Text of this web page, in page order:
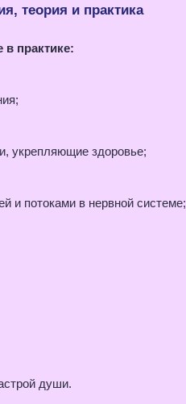
теория и практика
в практике:
укрепляющие здоровье;
и потоками в нервной системе;
души.